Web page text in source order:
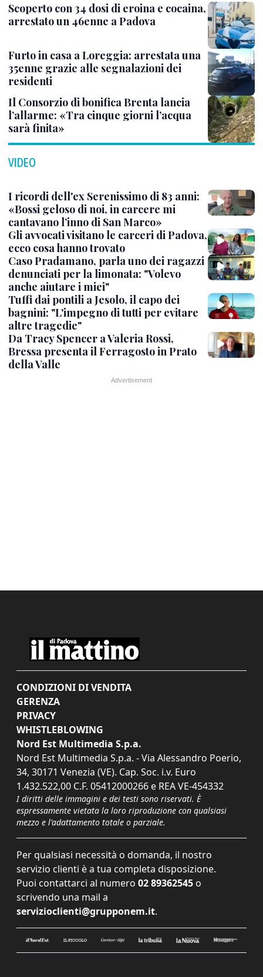
Scoperto con 34 dosi di eroina e cocaina,
arrestato un 46enne a Padova
Furto in casa a Loreggia: arrestata una
35enne grazie alle segnalazioni dei
residenti
Il Consorzio di bonifica Brenta lancia
l’allarme: «Tra cinque giorni l’acqua
sarà finita»
VIDEO
I ricordi dell'ex Serenissimo di 83 anni:
«Bossi geloso di noi, in carcere mi
cantavano l’inno di San Marco»
Gli avvocati visitano le carceri di Padova,
ecco cosa hanno trovato
Caso Pradamano, parla uno dei ragazzi
denunciati per la limonata: "Volevo
anche aiutare i miei"
Tuffi dai pontili a Jesolo, il capo dei
bagnini: "L'impegno di tutti per evitare
altre tragedie"
Da Tracy Spencer a Valeria Rossi,
Bressa presenta il Ferragosto in Prato
della Valle
CONDIZIONI DI VENDITA
GERENZA
PRIVACY
WHISTLEBLOWING
Nord Est Multimedia S.p.a.
Nord Est Multimedia S.p.a. - Via Alessandro Poerio,
34, 30171 Venezia (VE). Cap. Soc. i.v. Euro
1.432.522,00 C.F. 05412000266 e REA VE-454332
I diritti delle immagini e dei testi sono riservati. È
espressamente vietata la loro riproduzione con qualsiasi
mezzo e l'adattamento totale o parziale.
Per qualsiasi necessità o domanda, il nostro
servizio clienti è a tua completa disposizione.
Puoi contattarci al numero 02 89362545 o
scrivendo una mail a
servizioclienti@grupponem.it.